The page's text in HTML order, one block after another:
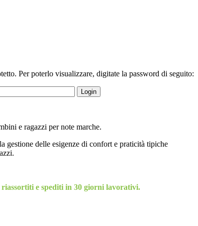
Per poterlo visualizzare, digitate la password di seguito:
e ragazzi per note marche.
gestione delle esigenze di confort e praticità tipiche
e spediti in 30 giorni lavorativi.